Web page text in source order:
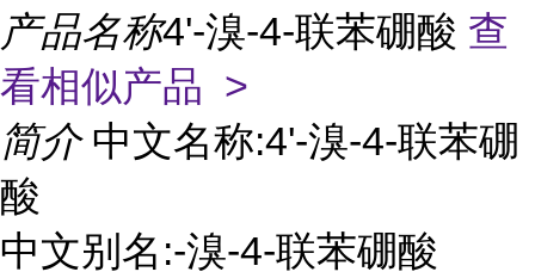
产品名称4'-溴-4-联苯硼酸 查
看相似产品 >
简介 中文名称:4'-溴-4-联苯硼
酸
中文别名:-溴-4-联苯硼酸